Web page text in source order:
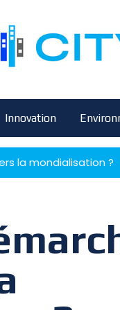
Innovation
la mondialisation ?